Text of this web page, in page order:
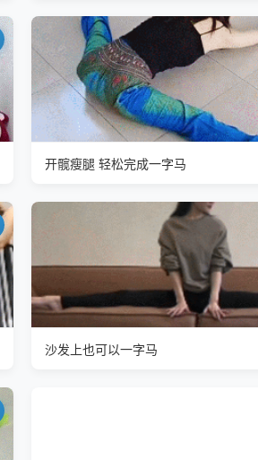
开髋瘦腿 轻松完成一字马
沙发上也可以一字马